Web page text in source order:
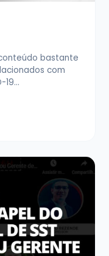
bastante
com
19…